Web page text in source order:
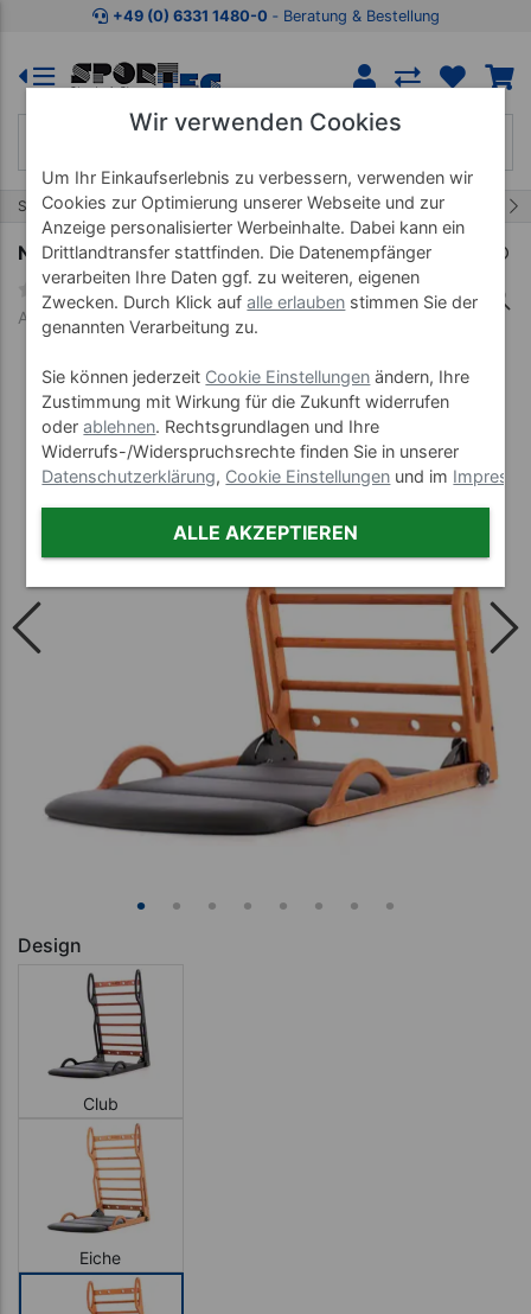
Zum Kaufbereich springen Zur Produktbeschreibung
+49 (0) 6331 1480-0 ‐ Beratung & Bestellung
Start Fitnessgeräte Rückentrainer
NOHRD Stretching-Station Elasko, Kirsche
Art-Nr. 02594
Design
Club
Eiche
Wir verwenden Cookies
Um Ihr Einkaufserlebnis zu verbessern, verwenden wir
Cookies zur Optimierung unserer Webseite und zur
Anzeige personalisierter Werbeinhalte. Dabei kann ein
Drittlandtransfer stattfinden. Die Datenempfänger
verarbeiten Ihre Daten ggf. zu weiteren, eigenen
Zwecken. Durch Klick aufalle erlauben stimmen Sie der
genannten Verarbeitung zu.
Sie können jederzeit Cookie Einstellungen ändern, Ihre
Zustimmung mit Wirkung für die Zukunft widerrufen
oderablehnen. Rechtsgrundlagen und Ihre
Widerrufs-/Widerspruchsrechte finden Sie in unserer
Datenschutzerklärung, Cookie Einstellungen und im
ALLE AKZEPTIEREN